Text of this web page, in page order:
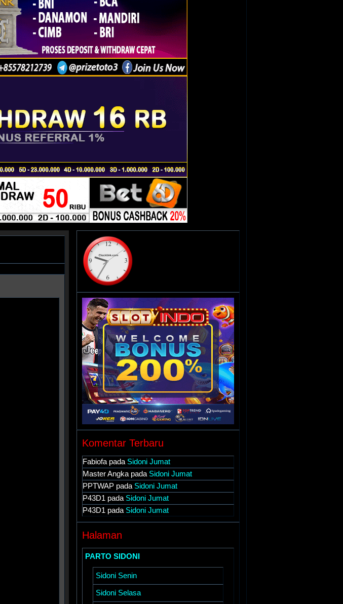
Komentar Terbaru
Fabiofa pada Sidoni Jumat
Master Angka pada Sidoni Jumat
PPTWAP pada Sidoni Jumat
P43D1 pada Sidoni Jumat
P43D1 pada Sidoni Jumat
Halaman
PARTO SIDONI
Sidoni Senin
Sidoni Selasa